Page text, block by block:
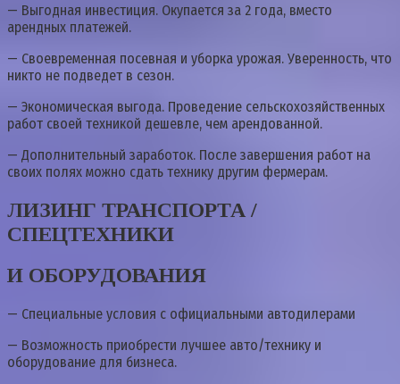
— Выгодная инвестиция. Окупается за 2 года, вместо
арендных платежей.
— Своевременная посевная и уборка урожая. Уверенность, что
никто не подведет в сезон.
— Экономическая выгода. Проведение сельскохозяйственных
работ своей техникой дешевле, чем арендованной.
— Дополнительный заработок. После завершения работ на
своих полях можно сдать технику другим фермерам.
ЛИЗИНГ ТРАНСПОРТА /
СПЕЦТЕХНИКИ
И ОБОРУДОВАНИЯ
— Специальные условия с официальными автодилерами
— Возможность приобрести лучшее авто/технику и
оборудование для бизнеса.